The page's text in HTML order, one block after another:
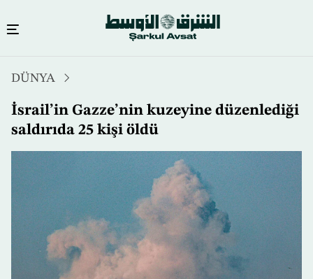
içeriğe
atla
DÜNYA
İsrail’in Gazze’nin kuzeyine düzenlediği
saldırıda 25 kişi öldü